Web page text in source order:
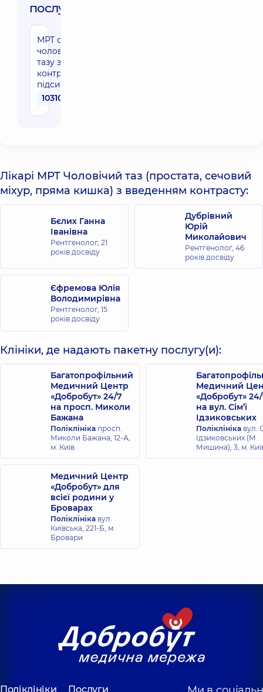
послуги:
МРТ органів
чоловічого
тазу з
контрастним
підсиленням
10310 грн
Лікарі МРТ Чоловічий таз (простата, сечовий
міхур, пряма кишка) з введенням контрасту:
Бєлих Ганна
Іванівна
Рентгенолог, 21
років досвіду
Дубрівний
Юрій
Миколайович
Рентгенолог, 46
років досвіду
Єфремова Юлія
Володимирівна
Рентгенолог, 15
років досвіду
Клініки, де надають пакетну послугу(и):
Багатопрофільний
Медичний Центр
«Добробут» 24/7
на просп. Миколи
Бажана
Поліклініка просп.
Миколи Бажана, 12-А,
м. Київ
Медичний
«Добробут»
на вул. Сім’ї
Ідзиковських
Поліклініка вул.
Ідзиковських (М.
Мишина), 3, м.
Медичний Центр
«Добробут» для
всієї родини у
Броварах
Поліклініка вул.
Київська, 221-Б, м.
Бровари
Поліклініки Послуги